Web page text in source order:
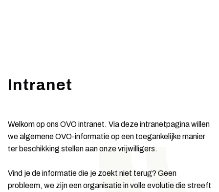
Intranet
Welkom op ons OVO intranet. Via deze intranetpagina willen
we algemene OVO-informatie op een toegankelijke manier
ter beschikking stellen aan onze vrijwilligers.
Vind je de informatie die je zoekt niet terug? Geen
probleem, we zijn een organisatie in volle evolutie die streeft